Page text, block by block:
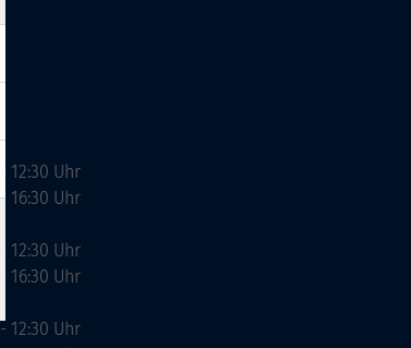
12:30 Uhr
16:30 Uhr
- 12:30 Uhr
- 16:30 Uhr
12:30 Uhr